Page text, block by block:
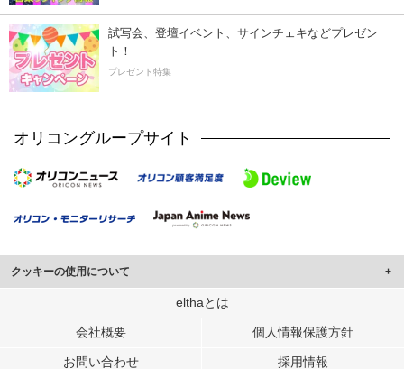
試写会、登壇イベント、サインチェキなどプレゼン
ト！
プレゼント特集
オリコングループサイト
クッキーの使用について
このサイトでは Cookie を使用して、ユーザーに合わせたコンテンツや広告の
行っています。
メディアや広告配信、データ解析の各パートナーに提供しています。
elthaとは
会社概要 個人情報保護方針
お問い合わせ 採用情報